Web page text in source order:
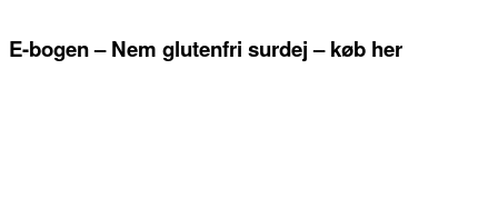
E-bogen – Nem glutenfri surdej – køb her